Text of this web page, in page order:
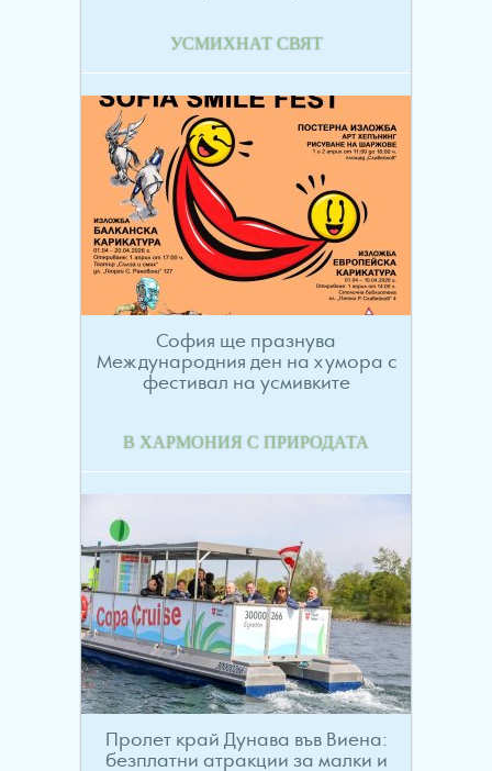
УСМИХНАТ СВЯТ
София ще празнува
Международния ден на хумора с
фестивал на усмивките
В ХАРМОНИЯ С ПРИРОДАТА
Пролет край Дунава във Виена:
безплатни атракции за малки и